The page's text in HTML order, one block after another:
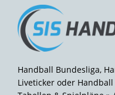
Handball Bundesliga,
Liveticker oder Handball